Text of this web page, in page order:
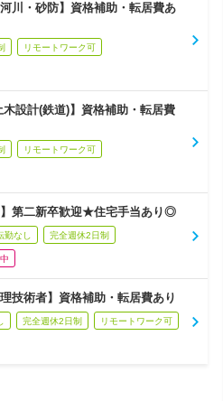
川・砂防】資格補助・転居費あ
リモートワーク可
設計(鉄道)】資格補助・転居費
リモートワーク可
第二新卒歓迎★住宅手当あり◎
勤なし 完全週休2日制
技術者】資格補助・転居費あり
完全週休2日制 リモートワーク可